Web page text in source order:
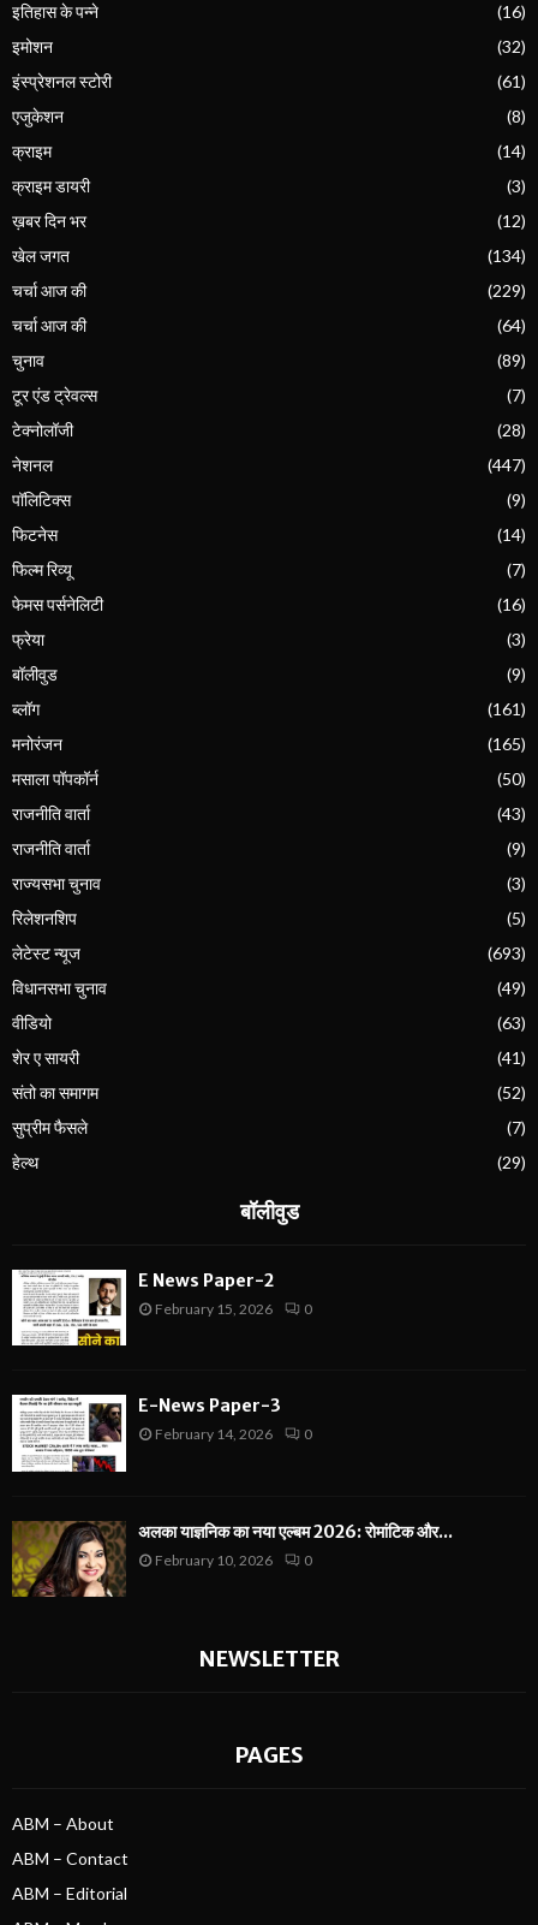
इतिहास के पन्ने
(16)
इमोशन
(32)
इंस्प्रेशनल स्टोरी
(61)
एजुकेशन
(8)
क्राइम
(14)
क्राइम डायरी
(3)
ख़बर दिन भर
(12)
खेल जगत
(134)
चर्चा आज की
(229)
चर्चा आज की
(64)
चुनाव
(89)
टूर एंड ट्रेवल्स
(7)
टेक्नोलॉजी
(28)
नेशनल
(447)
पॉलिटिक्स
(9)
फिटनेस
(14)
फिल्म रिव्यू
(7)
फेमस पर्सनेलिटी
(16)
फ्रेया
(3)
बॉलीवुड
(9)
ब्लॉग
(161)
मनोरंजन
(165)
मसाला पॉपकॉर्न
(50)
राजनीति वार्ता
(43)
राजनीति वार्ता
(9)
राज्यसभा चुनाव
(3)
रिलेशनशिप
(5)
लेटेस्ट न्यूज
(693)
विधानसभा चुनाव
(49)
वीडियो
(63)
शेर ए सायरी
(41)
संतो का समागम
(52)
सुप्रीम फैसले
(7)
हेल्थ
(29)
बॉलीवुड
E News Paper-2
February 15, 2026 0
E-News Paper-3
February 14, 2026 0
अलका याज्ञनिक का नया एल्बम 2026: रोमांटिक और...
February 10, 2026 0
NEWSLETTER
PAGES
ABM – About
ABM – Contact
ABM – Editorial